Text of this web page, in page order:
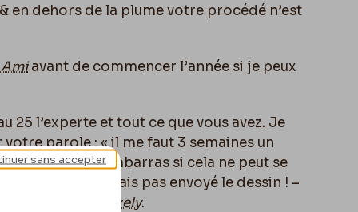
en dehors de la plume votre procédé n’est
avant de commencer l’année si je peux
25 l’experte et tout ce que vous avez. Je
parole : « il me faut 3 semaines un
dans l’embarras si cela ne peut se
je ne vous aurais pas envoyé le dessin ! –
pas Mon Cher
Evely.
sans accepter